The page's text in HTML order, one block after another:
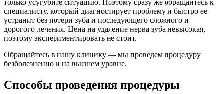
только усугубите ситуацию. Поэтому сразу же обращайтесь к
специалисту, который диагностирует проблему и быстро ее
устранит без потери зуба и последующего сложного и
дорогого лечения. Цена на удаление нерва зуба невысокая,
поэтому экспериментировать не стоит.
Обращайтесь в нашу клинику — мы проведем процедуру
безболезненно и на высшем уровне.
Способы проведения процедуры